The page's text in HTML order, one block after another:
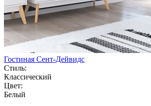
Гостиная Сент-Дейвидс
Стиль:
Классический
Цвет:
Белый